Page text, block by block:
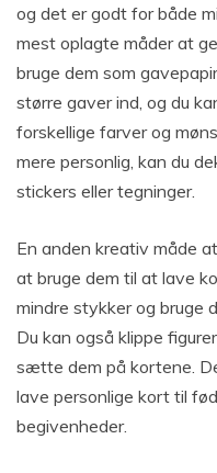
og det er godt for både
mest oplagte måder at
bruge dem som
større gaver ind, og du
forskellige farver og
mere personlig, kan du
stickers eller tegninger.
En anden kreativ måde
at bruge dem til at lave
mindre stykker og bruge
Du kan også klippe
sætte dem på kortene.
lave personlige kort til
begivenheder.